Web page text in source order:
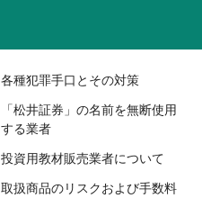
各種犯罪手口とその対策
「松井証券」の名前を無断使用
する業者
投資用教材販売業者について
取扱商品のリスクおよび手数料